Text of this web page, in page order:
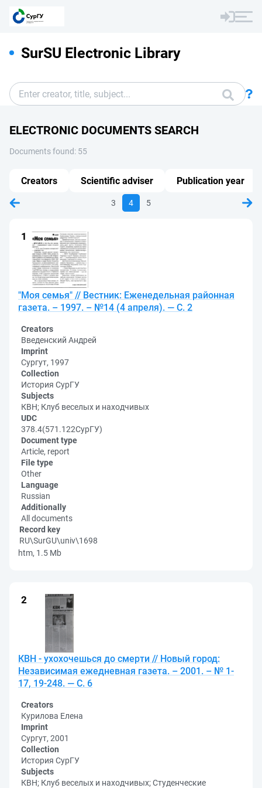
SurSU Electronic Library
ELECTRONIC DOCUMENTS SEARCH
Documents found: 55
3 4 5
"Моя семья" // Вестник: Еженедельная районная
газета. – 1997. – №14 (4 апреля). — С. 2
Creators
Введенский Андрей
Imprint
Сургут, 1997
Collection
История СурГУ
Subjects
КВН; Клуб веселых и находчивых
UDC
378.4(571.122СурГУ)
Document type
Article, report
File type
Other
Language
Russian
Additionally
All documents
Record key
RU\SurGU\univ\1698
htm, 1.5 Mb
КВН - ухохочешься до смерти // Новый город:
Независимая ежедневная газета. – 2001. – № 1-
17, 19-248. — С. 6
Creators
Курилова Елена
Imprint
Сургут, 2001
Collection
История СурГУ
Subjects
КВН; Клуб веселых и находчивых; Студенческие
Creators Scientific adviser Publication year